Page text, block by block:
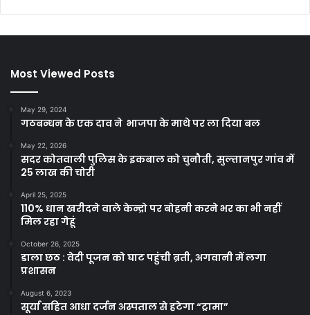
Most Viewed Posts
May 29, 2024
गठबन्धन के एक दाव ने भाजपा के माथे पर ला दिया बल
May 22, 2026
सदर कोतवाली पुलिस के इकबाल को चुनौती, सुल्तानपुर गांव में
25 लाख की चोरी
April 25, 2025
110% धान खरीदने वाले केन्द्रो पर बोहनी करने भर का भी नहीं
मिल रहा गेहूं
October 26, 2025
डाला छठ : वेदी पूजन को घाट पहुंची ब्रती, अगवानी में लगा
प्रशासन
August 6, 2023
सूर्या सहित आधा दर्जन अस्पताल से हटेगा “ट्रामा”